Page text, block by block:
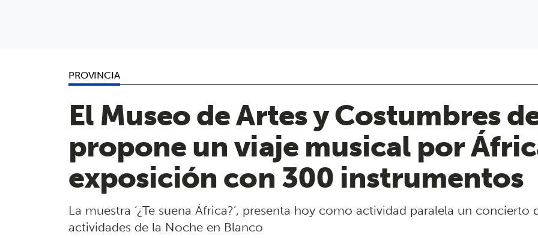
PROVINCIA
El Museo de Artes y Costumbres
propone un viaje musical por
exposición con 300 instrumentos
La muestra ‘¿Te suena África?’, presenta hoy como actividad paralela un
actividades de la Noche en Blanco